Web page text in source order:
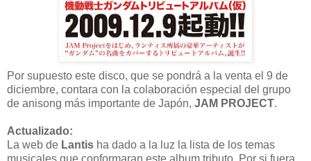
Por supuesto este disco, que se pondrá a la venta el 9 de
diciembre, contara con la colaboración especial del grupo
de anisong más importante de Japón, JAM PROJECT.
Actualizado:
La web de Lantis ha dado a la luz la lista de los temas
musicales que conformaran este album tributo. Por si fuera